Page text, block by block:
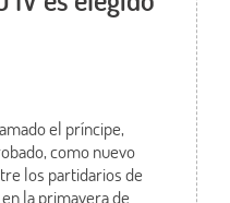
el príncipe,
como nuevo
los partidarios de
la primavera de